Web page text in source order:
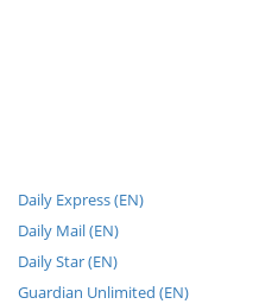
Daily Express (EN)
Daily Mail (EN)
Daily Star (EN)
Guardian Unlimited (EN)